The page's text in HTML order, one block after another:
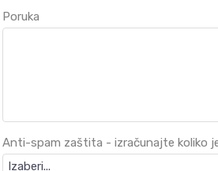
Poruka
Anti-spam zaštita - izračunajte koliko